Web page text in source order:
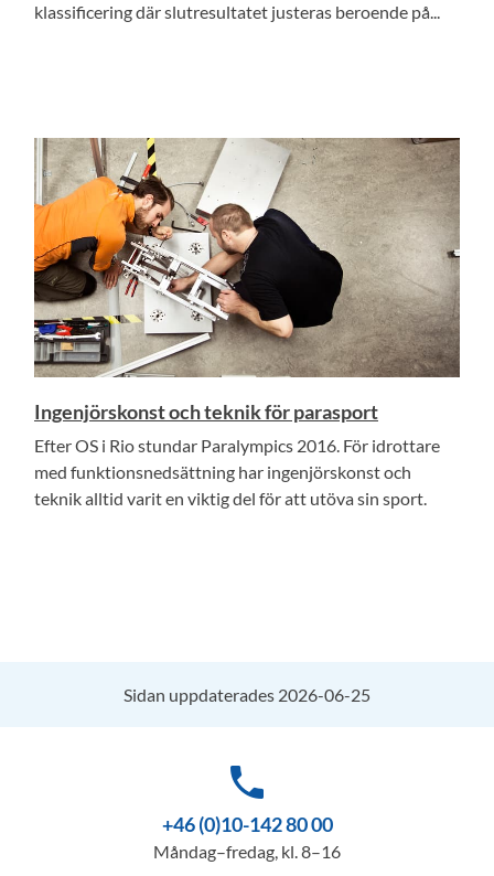
klassificering där slutresultatet justeras beroende på...
Ingenjörskonst och teknik för parasport
Efter OS i Rio stundar Paralympics 2016. För idrottare
med funktionsnedsättning har ingenjörskonst och
teknik alltid varit en viktig del för att utöva sin sport.
Sidan uppdaterades 2026-06-25
phone
+46 (0)10-142 80 00
Måndag–fredag, kl. 8–16